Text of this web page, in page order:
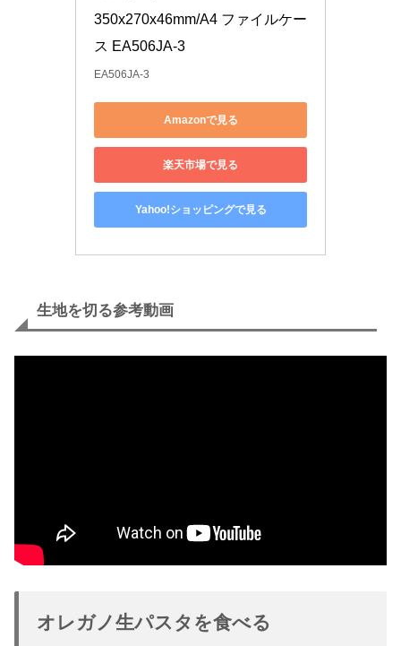
350x270x46mm/A4 ファイルケー
ス EA506JA-3
EA506JA-3
Amazonで見る
楽天市場で見る
Yahoo!ショッピングで見る
生地を切る参考動画
オレガノ生パスタを食べる